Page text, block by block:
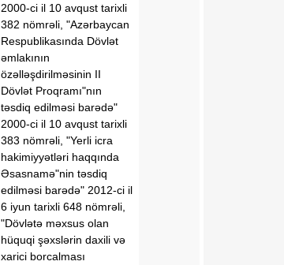
2000-ci il 10 avqust tarixli
382 nömrəli, "Azərbaycan
Respublikasında Dövlət
əmlakının
özəlləşdirilməsinin II
Dövlət Proqramı"nın
təsdiq edilməsi barədə"
2000-ci il 10 avqust tarixli
383 nömrəli, "Yerli icra
hakimiyyətləri haqqında
Əsasnamə"nin təsdiq
edilməsi barədə" 2012-ci il
6 iyun tarixli 648 nömrəli,
"Dövlətə məxsus olan
hüquqi şəxslərin daxili və
xarici borcalması